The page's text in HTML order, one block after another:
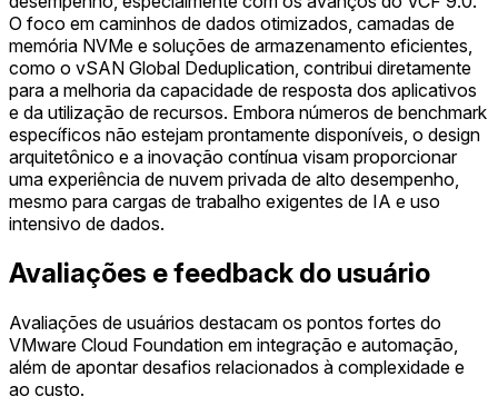
O foco em caminhos de dados otimizados, camadas de
memória NVMe e soluções de armazenamento eficientes,
como o vSAN Global Deduplication, contribui diretamente
para a melhoria da capacidade de resposta dos aplicativos
e da utilização de recursos. Embora números de benchmark
específicos não estejam prontamente disponíveis, o design
arquitetônico e a inovação contínua visam proporcionar
uma experiência de nuvem privada de alto desempenho,
mesmo para cargas de trabalho exigentes de IA e uso
intensivo de dados.
Avaliações e feedback do usuário
Avaliações de usuários destacam os pontos fortes do
VMware Cloud Foundation em integração e automação,
além de apontar desafios relacionados à complexidade e
ao custo.